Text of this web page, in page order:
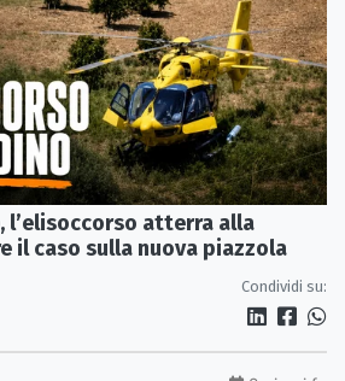
l’elisoccorso atterra alla
il caso sulla nuova piazzola
Condividi su: